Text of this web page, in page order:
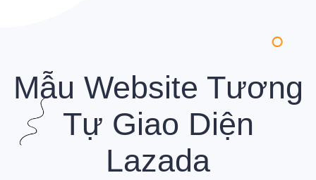
Mẫu Website Tương
Tự Giao Diện
Lazada